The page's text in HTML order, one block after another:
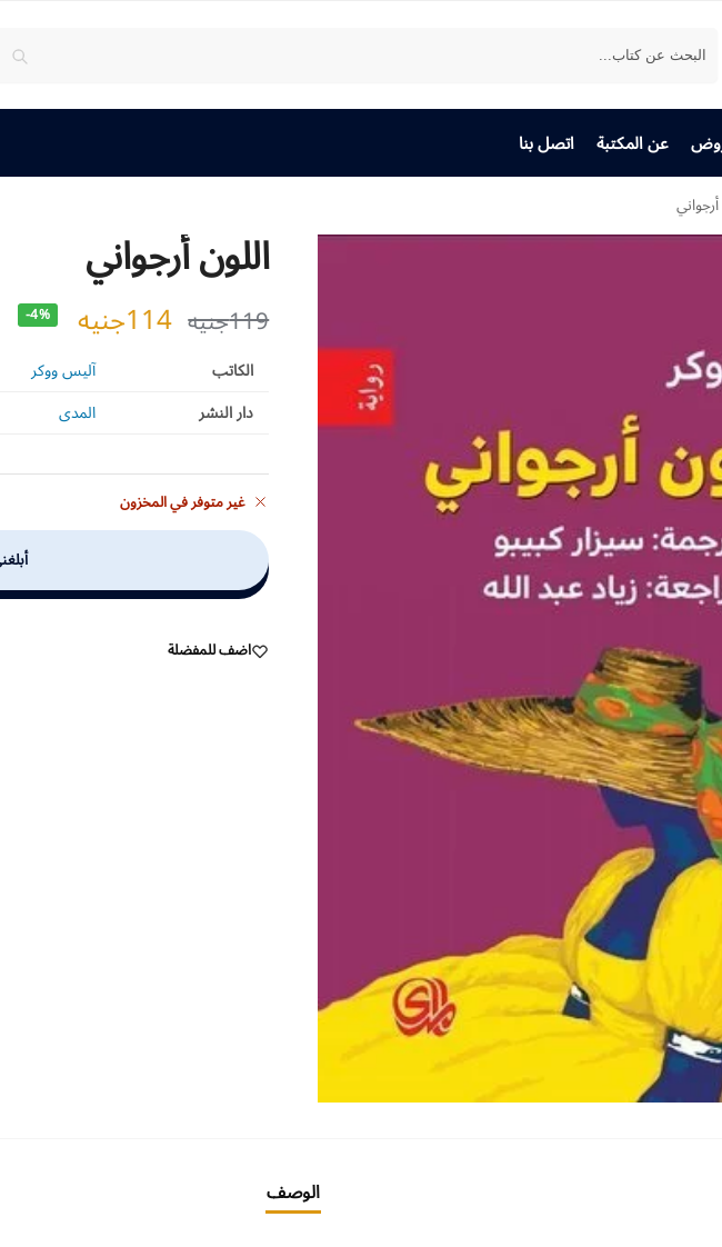
بحث
عن المكتبة اتصل بنا
اللون أرجواني
119جنيه 114جنيه -4%
الكاتب
آليس ووكر
دار النشر
المدى
غير متوفر في المخزون
اضف للمفضلة
الوصف